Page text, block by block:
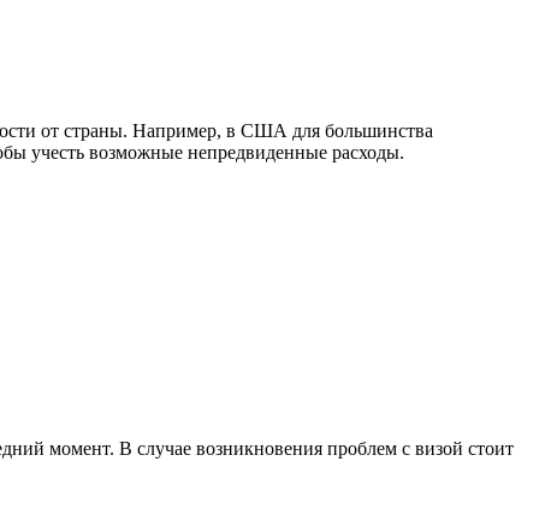
от страны. Например, в США для большинства
учесть возможные непредвиденные расходы.
момент. В случае возникновения проблем с визой стоит